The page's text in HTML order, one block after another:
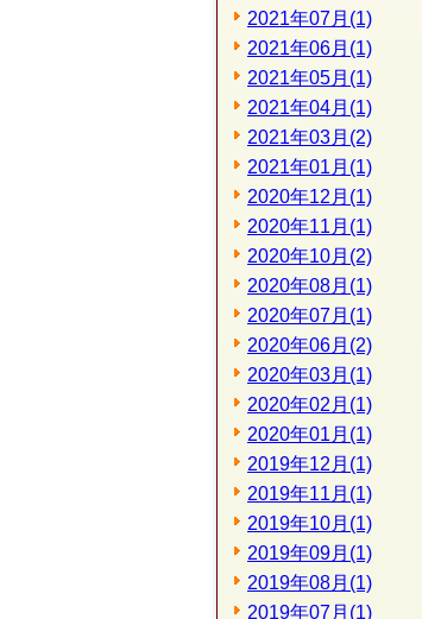
2021年07月(1)
2021年06月(1)
2021年05月(1)
2021年04月(1)
2021年03月(2)
2021年01月(1)
2020年12月(1)
2020年11月(1)
2020年10月(2)
2020年08月(1)
2020年07月(1)
2020年06月(2)
2020年03月(1)
2020年02月(1)
2020年01月(1)
2019年12月(1)
2019年11月(1)
2019年10月(1)
2019年09月(1)
2019年08月(1)
2019年07月(1)